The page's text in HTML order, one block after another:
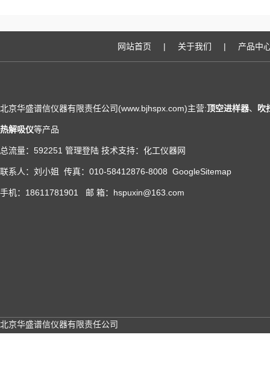
网站首页 | 关于我们 | 产品中
北京华盛谱信仪器有限责任公司(www.bjhspx.com)主营:顶空进样器、 吹
热解吸仪等产品
总流量：592251 管理登陆 技术支持： 化工仪器网
联系人：刘小姐 传真：010-58412876-8008 GoogleSitemap
手机：18611781901 邮 箱：hspuxin@163.com
北京华盛谱信仪器有限责任公司